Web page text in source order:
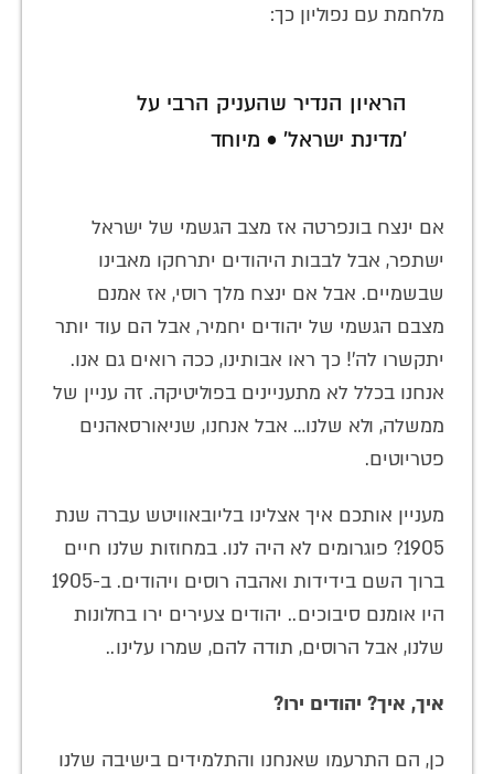
מלחמת עם נפוליון כך:
הראיון הנדיר שהעניק הרבי על
'מדינת ישראל' • מיוחד
אם ינצח בונפרטה אז מצב הגשמי של ישראל
ישתפר, אבל לבבות היהודים יתרחקו מאבינו
שבשמיים. אבל אם ינצח מלך רוסי, אז אמנם
מצבם הגשמי של יהודים יחמיר, אבל הם עוד יותר
יתקשרו לה'! כך ראו אבותינו, ככה רואים גם אנו.
אנחנו בכלל לא מתעניינים בפוליטיקה. זה עניין של
ממשלה, ולא שלנו… אבל אנחנו, שניאורסאהנים
פטריוטים.
מעניין אותכם איך אצלינו בליובאוויטש עברה שנת
1905? פוגרומים לא היה לנו. במחוזות שלנו חיים
ברוך השם בידידות ואהבה רוסים ויהודים. ב-1905
היו אומנם סיבוכים.. יהודים צעירים ירו בחלונות
שלנו, אבל הרוסים, תודה להם, שמרו עלינו..
איך, איך? יהודים ירו?
כן, הם התרעמו שאנחנו והתלמידים בישיבה שלנו